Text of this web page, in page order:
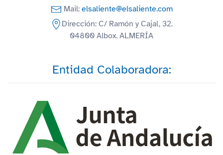
Mail: elsaliente@elsaliente.com
Dirección: C/ Ramón y Cajal, 32.
04800 Albox. ALMERÍA
Entidad Colaboradora: